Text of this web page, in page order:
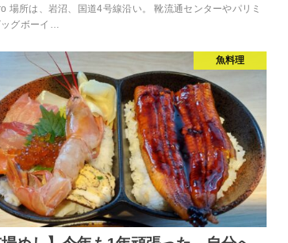
場所は、岩沼、国道4号線沿い。 靴流通センターやパリミ
ッグボーイ…
魚料理